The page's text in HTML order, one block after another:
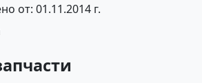
от: 01.11.2014 г.